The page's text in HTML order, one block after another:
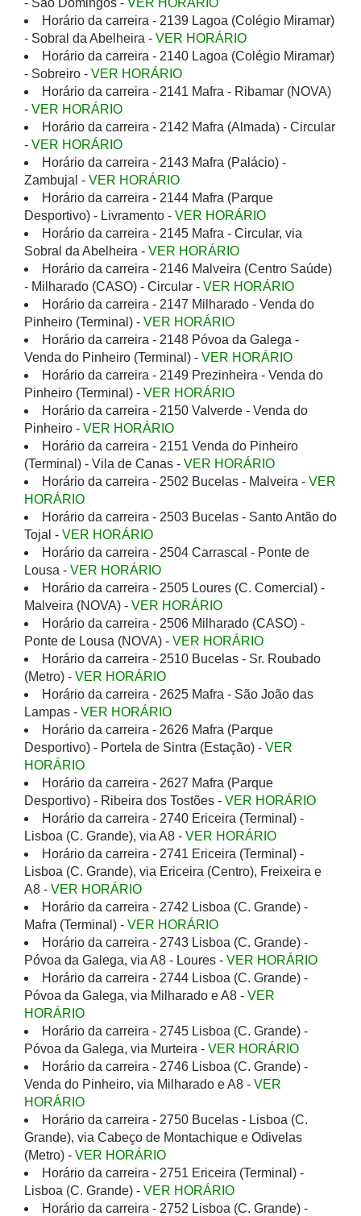
- São Domingos - VER HORÁRIO
Horário da carreira - 2139 Lagoa (Colégio Miramar)
- Sobral da Abelheira - VER HORÁRIO
Horário da carreira - 2140 Lagoa (Colégio Miramar)
- Sobreiro - VER HORÁRIO
Horário da carreira - 2141 Mafra - Ribamar (NOVA)
- VER HORÁRIO
Horário da carreira - 2142 Mafra (Almada) - Circular
- VER HORÁRIO
Horário da carreira - 2143 Mafra (Palácio) -
Zambujal - VER HORÁRIO
Horário da carreira - 2144 Mafra (Parque
Desportivo) - Livramento - VER HORÁRIO
Horário da carreira - 2145 Mafra - Circular, via
Sobral da Abelheira - VER HORÁRIO
Horário da carreira - 2146 Malveira (Centro Saúde)
- Milharado (CASO) - Circular - VER HORÁRIO
Horário da carreira - 2147 Milharado - Venda do
Pinheiro (Terminal) - VER HORÁRIO
Horário da carreira - 2148 Póvoa da Galega -
Venda do Pinheiro (Terminal) - VER HORÁRIO
Horário da carreira - 2149 Prezinheira - Venda do
Pinheiro (Terminal) - VER HORÁRIO
Horário da carreira - 2150 Valverde - Venda do
Pinheiro - VER HORÁRIO
Horário da carreira - 2151 Venda do Pinheiro
(Terminal) - Vila de Canas - VER HORÁRIO
Horário da carreira - 2502 Bucelas - Malveira - VER
HORÁRIO
Horário da carreira - 2503 Bucelas - Santo Antão do
Tojal - VER HORÁRIO
Horário da carreira - 2504 Carrascal - Ponte de
Lousa - VER HORÁRIO
Horário da carreira - 2505 Loures (C. Comercial) -
Malveira (NOVA) - VER HORÁRIO
Horário da carreira - 2506 Milharado (CASO) -
Ponte de Lousa (NOVA) - VER HORÁRIO
Horário da carreira - 2510 Bucelas - Sr. Roubado
(Metro) - VER HORÁRIO
Horário da carreira - 2625 Mafra - São João das
Lampas - VER HORÁRIO
Horário da carreira - 2626 Mafra (Parque
Desportivo) - Portela de Sintra (Estação) - VER
HORÁRIO
Horário da carreira - 2627 Mafra (Parque
Desportivo) - Ribeira dos Tostões - VER HORÁRIO
Horário da carreira - 2740 Ericeira (Terminal) -
Lisboa (C. Grande), via A8 - VER HORÁRIO
Horário da carreira - 2741 Ericeira (Terminal) -
Lisboa (C. Grande), via Ericeira (Centro), Freixeira e
A8 - VER HORÁRIO
Horário da carreira - 2742 Lisboa (C. Grande) -
Mafra (Terminal) - VER HORÁRIO
Horário da carreira - 2743 Lisboa (C. Grande) -
Póvoa da Galega, via A8 - Loures - VER HORÁRIO
Horário da carreira - 2744 Lisboa (C. Grande) -
Póvoa da Galega, via Milharado e A8 - VER
HORÁRIO
Horário da carreira - 2745 Lisboa (C. Grande) -
Póvoa da Galega, via Murteira - VER HORÁRIO
Horário da carreira - 2746 Lisboa (C. Grande) -
Venda do Pinheiro, via Milharado e A8 - VER
HORÁRIO
Horário da carreira - 2750 Bucelas - Lisboa (C.
Grande), via Cabeço de Montachique e Odivelas
(Metro) - VER HORÁRIO
Horário da carreira - 2751 Ericeira (Terminal) -
Lisboa (C. Grande) - VER HORÁRIO
Horário da carreira - 2752 Lisboa (C. Grande) -